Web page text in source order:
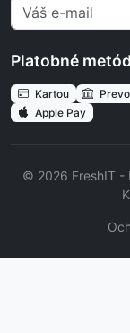
Platobné
Kartou
Apple Pay
© 2026 FreshIT -